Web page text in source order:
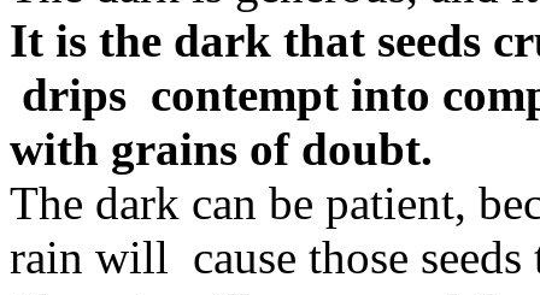
It is the dark that seeds
drips contempt into
with grains of doubt.
The dark can be patient,
rain will cause those seeds